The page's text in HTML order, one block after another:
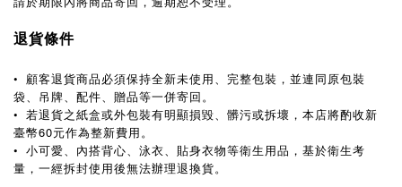
退貨條件
• 顧客退貨商品必須保持全新未使用、完整包裝，並連同原包裝
袋、吊牌、配件、贈品等一併寄回。
• 若退貨之紙盒或外包裝有明顯損毀、髒污或拆壞，本店將酌收新
臺幣60元作為整新費用。
• 小可愛、內搭背心、泳衣、貼身衣物等衛生用品，基於衛生考
量，一經拆封使用後無法辦理退換貨。